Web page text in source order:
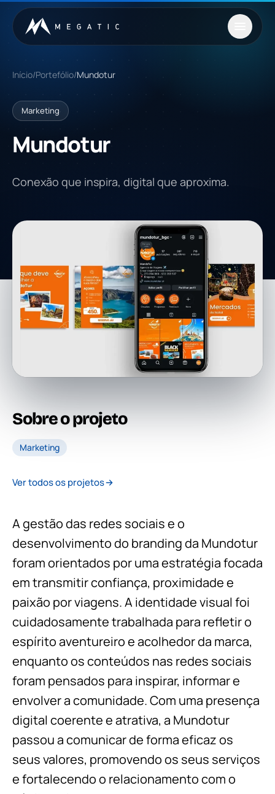
Saltar para o conteúdo
Início/Portefólio/Mundotur
Marketing
Mundotur
Conexão que inspira, digital que aproxima.
Sobre o projeto
Marketing
Ver todos os projetos
A gestão das redes sociais e o
desenvolvimento do branding da Mundotur
foram orientados por uma estratégia focada
em transmitir confiança, proximidade e
paixão por viagens. A identidade visual foi
cuidadosamente trabalhada para refletir o
espírito aventureiro e acolhedor da marca,
enquanto os conteúdos nas redes sociais
foram pensados para inspirar, informar e
envolver a comunidade. Com uma presença
digital coerente e atrativa, a Mundotur
passou a comunicar de forma eficaz os
seus valores, promovendo os seus serviços
e fortalecendo o relacionamento com o